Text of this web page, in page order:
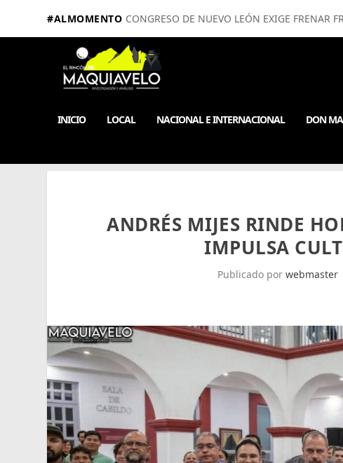
#ALMOMENTO CONGRESO DE NUEVO LEÓN EXIGE FRENAR
INICIO LOCAL NACIONAL E INTERNACIONAL DON
ANDRÉS MIJES RINDE
IMPULSA
Publicado porwebmaster